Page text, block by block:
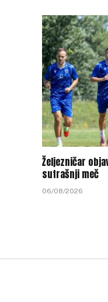
Željezničar
sutrašnji meč
06/08/2026